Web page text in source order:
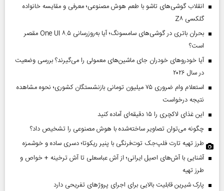
انقلاب گوشی‌های تاشو‌ با طعم هوش مصنوعی؛ معرفی و مقایسه خانواده
گلکسی Z۸
بحران باتری در گوشی‌های سامسونگ؛ آیا به‌روزرسانی One UI ۸.۵ مقصر
است؟
آیا خودروهای خودران جای ماشین‌های معمولی را می‌گیرند؟ بررسی وضعیت
در سال ۲۰۲۶
استعلام وام ضروری ۷۵ میلیون تومانی بازنشستگان کشوری؛ نحوه مشاهده
نتیجه درخواست
این غذای لاکچری را ۱۵ دقیقه‌ای آماده کنید
چگونه می‌توان تصاویر ساخته‌شده با هوش مصنوعی را تشخیص داد؟
طرز تهیه تارت فلپ‌جک توت‌فرنگی با پنیر ریکوتا؛ دسری ساده و خوشمزه
آشنایی با آش‌های اصیل ایرانی؛ از آش عباسعلی تا آش ترخینه + خواص و
طرز تهیه
پارک شیرین قابلیت‌ بالایی برای اجرای پروژهای تفریحی دارد